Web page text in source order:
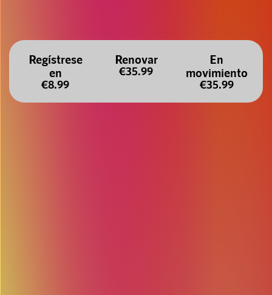
Regístrese
en
€8.99
Renovar
€35.99
En
movimiento
€35.99